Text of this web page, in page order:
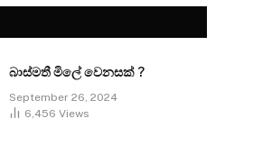
බාස්මතී මිලේ වෙනසක් ?
September 26, 2024
6,456 Views